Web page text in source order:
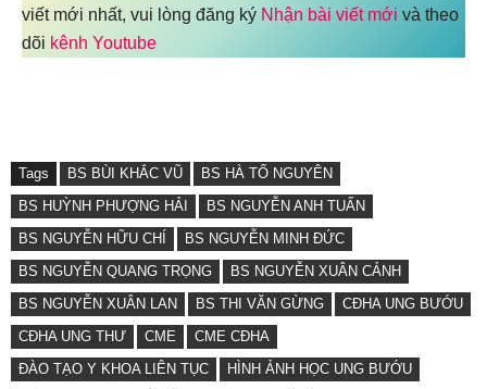
viết mới nhất, vui lòng đăng ký Nhận bài viết mới và theo
dõi kênh Youtube
Tags BS BÙI KHẮC VŨ
BS HÀ TỐ NGUYÊN
BS HUỲNH PHƯỢNG HẢI
BS NGUYỄN ANH TUẤN
BS NGUYỄN HỮU CHÍ
BS NGUYỄN MINH ĐỨC
BS NGUYỄN QUANG TRỌNG
BS NGUYỄN XUÂN CẢNH
BS NGUYỄN XUÂN LAN
BS THI VĂN GỪNG
CĐHA UNG BƯỚU
CĐHA UNG THƯ
CME
CME CĐHA
ĐÀO TẠO Y KHOA LIÊN TỤC
HÌNH ẢNH HỌC UNG BƯỚU